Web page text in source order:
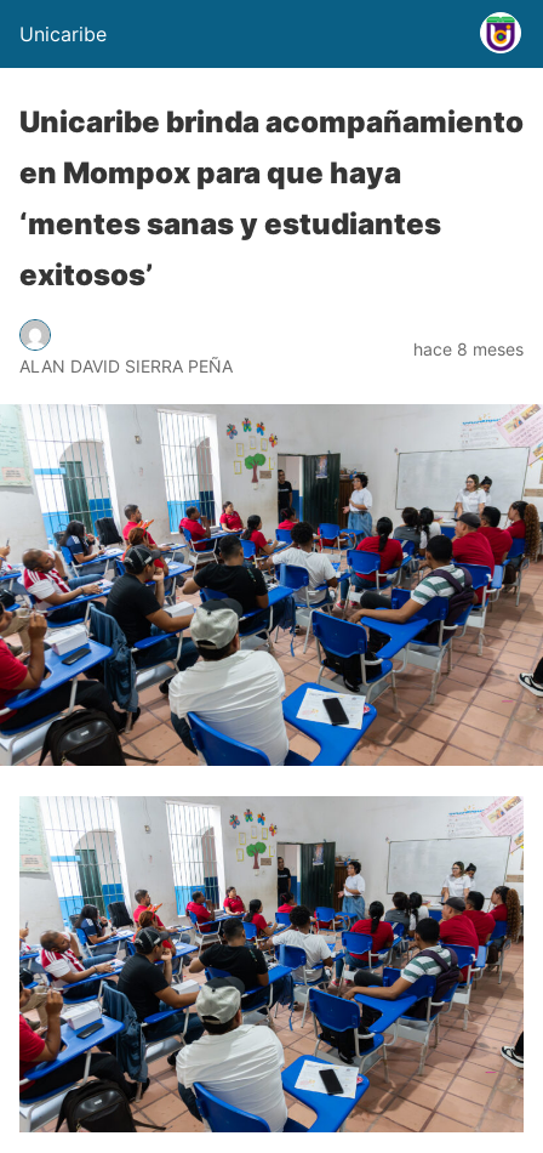
Unicaribe
Unicaribe brinda acompañamiento
en Mompox para que haya
‘mentes sanas y estudiantes
exitosos’
ALAN DAVID SIERRA PEÑA
hace 8 meses